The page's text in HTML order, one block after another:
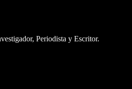
Periodista y Escritor.